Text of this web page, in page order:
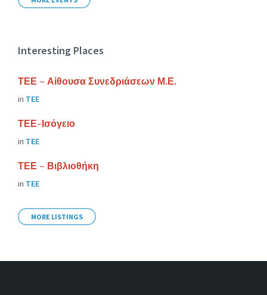
Interesting Places
ΤΕΕ – Αίθουσα Συνεδριάσεων Μ.Ε.
in ΤΕΕ
ΤΕΕ-Ισόγειο
in ΤΕΕ
ΤΕΕ – Βιβλιοθήκη
in ΤΕΕ
MORE LISTINGS